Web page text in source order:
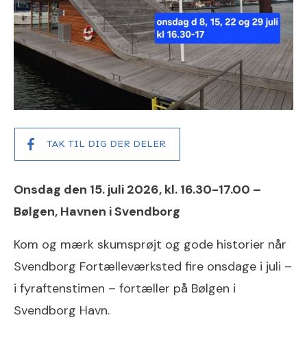
TAK TIL DIG DER DELER
Onsdag den 15. juli 2026, kl. 16.30-17.00 –
Bølgen, Havnen i Svendborg
Kom og mærk skumsprøjt og gode historier når
Svendborg Fortælleværksted fire onsdage i juli –
i fyraftenstimen – fortæller på Bølgen i
Svendborg Havn.